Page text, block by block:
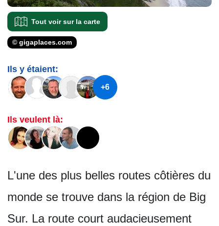
Tout voir sur la carte
© gigaplaces.com
Ils y étaient:
+6
Ils veulent là:
L'une des plus belles routes côtières du
monde se trouve dans la région de Big
Sur. La route court audacieusement